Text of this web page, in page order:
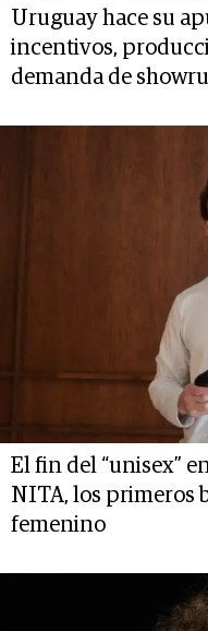
Uruguay hace su
incentivos,
demanda de
El fin del “unisex”
NITA, los primeros
femenino